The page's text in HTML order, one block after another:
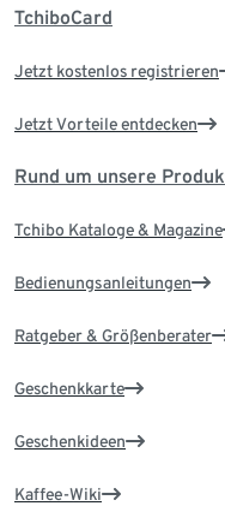
TchiboCard
Jetzt kostenlos registrieren
Jetzt Vorteile entdecken
Rund um unsere
Tchibo Kataloge & Magazine
Bedienungsanleitungen
Ratgeber & Größenberater
Geschenkkarte
Geschenkideen
Kaffee-Wiki